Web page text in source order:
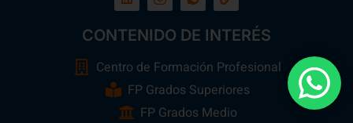
CONTENIDO DE INTERÉS
Centro de Formación Profesional
FP Grados Superiores
FP Grados Medio